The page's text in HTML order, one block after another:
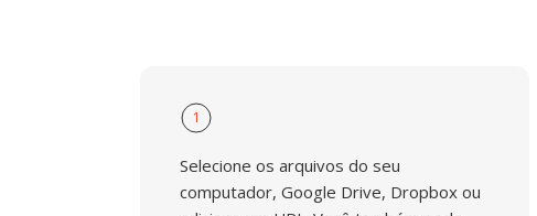
1
Selecione os arquivos do seu
computador, Google Drive, Dropbox ou